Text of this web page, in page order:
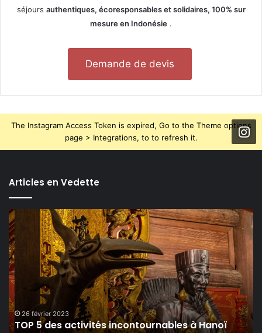
séjours authentiques, écoresponsables et solidaires, 100% sur
mesure en Indonésie .
Demande de devis
The Instagram Access Token is expired, Go to the Theme options
page > Integrations, to to refresh it.
Articles en Vedette
TOP
5
des
activités
incontournables
à
26 février 2023
TOP 5 des activités incontournables à Hanoï